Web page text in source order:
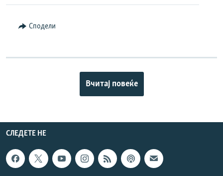
Сподели
Вчитај повеќе
СЛЕДЕТЕ НЕ